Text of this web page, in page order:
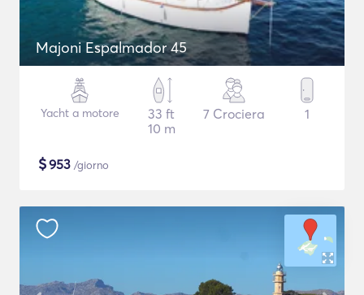
Majoni Espalmador 45
Yacht a motore
33 ft
10 m
7 Crociera 1
$953 /giorno